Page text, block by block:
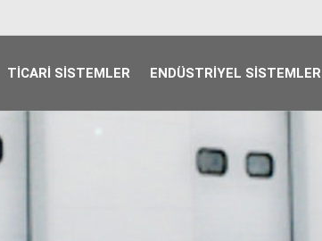
TICARI SISTEMLER ENDÜSTRIYEL SISTEMLER